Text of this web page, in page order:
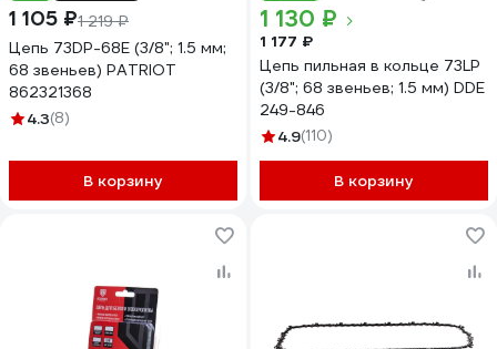
1 105 ₽1 219 ₽
Цепь 73DP-68E (3/8"; 1.5 мм;
68 звеньев) PATRIOT
862321368
4.3(8)
В корзину
1 130 ₽
1 177 ₽
Цепь пильная в кольце 73LP
(3/8"; 68 звеньев; 1.5 мм) DDE
249-846
4.9(110)
В корзину